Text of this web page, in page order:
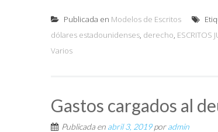
Publicada en Modelos de Escritos
dólares estadounidenses, derecho, ESCRITOS
Varios
Gastos cargados al
Publicada en abril 3, 2019poradmin